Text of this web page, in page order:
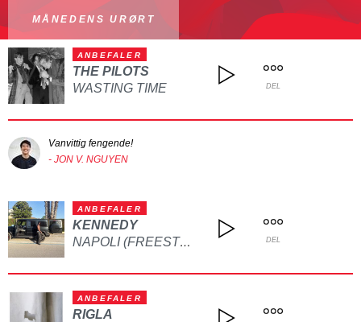
MÅNEDENS URØRT
ANBEFALER
THE PILOTS
WASTING TIME
DEL
Vanvittig fengende!
- JON V. NGUYEN
ANBEFALER
KENNEDY
NAPOLI (FREESTYLE) DEL
ANBEFALER
RIGLA